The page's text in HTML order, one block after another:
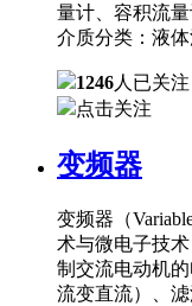
量计、容积流
介质分类：液体
1246人已关注
点击关注
变频器
变频器（
术与微电子技
制交流电动机
流变直流）、